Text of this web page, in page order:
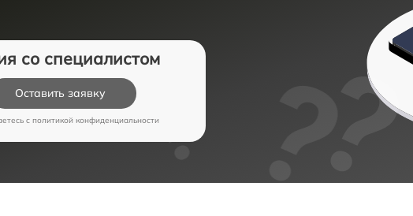
со специалистом
Оставить заявку
c политикой конфиденциальности